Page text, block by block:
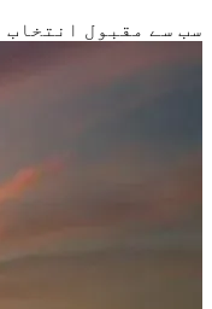
سب سے مقبول انتخاب